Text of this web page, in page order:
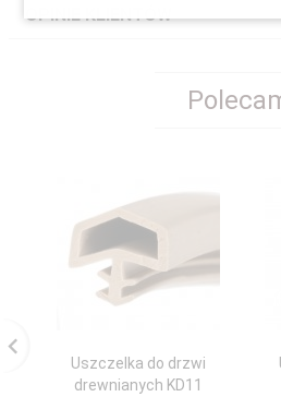
OPINIE KLIENTÓW
Uszczelka do drzwi
drewnianych KD11